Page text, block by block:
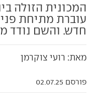
המכונית הזולה
עוברת מתיחת
חדש. והשם נודד
מאת: רועי צוקרמן
פורסם 02.07.25